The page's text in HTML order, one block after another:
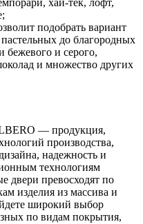
подобрать вариант
до благородных
и серого,
и множество других
— продукция,
производства,
надежность и
технологиям
двери превосходят по
изделия из массива и
широкий выбор
по видам покрытия,